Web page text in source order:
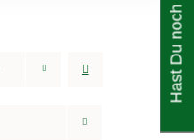
H
a
s
t
D
u
n
c
h
F
r
a
g
e
n